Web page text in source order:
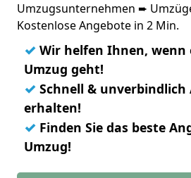
Umzugsunternehmen ➨
Kostenlose Angebote in 2 Min.
✓ Wir helfen Ihnen, wenn
Umzug geht!
✓ Schnell & unverbindlich
erhalten!
✓ Finden Sie das beste
Umzug!